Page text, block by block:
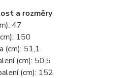
a rozměry
47
150
(cm): 51,1
(cm): 50,5
(cm): 152